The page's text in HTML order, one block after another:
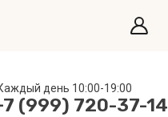
день 10:00-19:00
(999) 720-37-14